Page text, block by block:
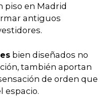
piso en Madrid
antiguos
bien diseñados no
también aportan
de orden que
espacio.